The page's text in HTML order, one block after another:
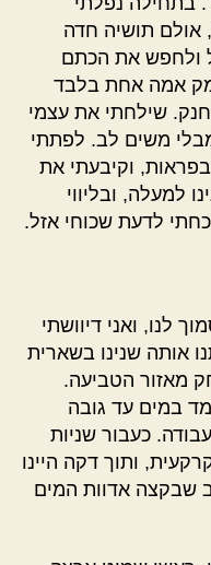
אולם תושיה חדה
ולחפש את הכתם
אמה אחת בלבד
שילחתי את עצמי
משים לב. לפתתי
וקיבעתי את
למעלה, ובליווי
לדעת שכוחי אזל.
לנו, ואני דיוושתי
אותה שנינו בשארית
מאזור הטביעה.
במים עד גובה
כעבור שניות
ותוך דקה היינו
שבקצה אדוות המים